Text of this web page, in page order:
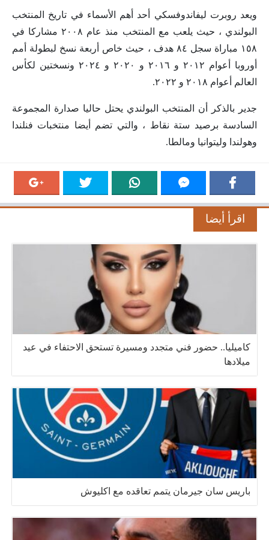
ويعد روبرت ليفاندوفسكي أحد أهم الأسماء في تاريخ المنتخب
البولندي ، حيث يلعب مع المنتخب منذ عام ٢٠٠٨ مشاركا في
١٥٨ مباراة سجل ٨٤ هدف ، حيث خاص أربعة نسخ لبطولة أمم
أوروبا أعوام ٢٠١٢ و ٢٠١٦ و ٢٠٢٠ و ٢٠٢٤ ونسختين لكأس
العالم أعوام ٢٠١٨ و ٢٠٢٢.
جدير بالذكر أن المنتخب البولندي يحتل حاليا صدارة المجموعة
السادسة برصيد ستة نقاط ، والتي تضم أيضا منتخبات فنلندا
وهولندا وليتوانيا ومالطا.
اقرأ أيضا
كاميليا.. حضور فني متجدد ومسيرة تستحق الاحتفاء في عيد
ميلادها
باريس سان جيرمان يتمم تعاقده مع اكليوش